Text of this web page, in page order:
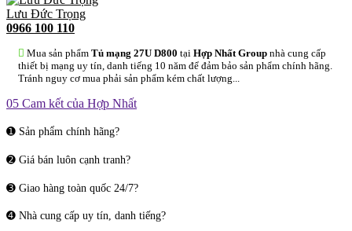
Lưu Đức Trọng
0966 100 110
Mua sản phẩm Tủ mạng 27U D800 tại Hợp Nhất Group nhà cung cấp
thiết bị mạng uy tín, danh tiếng 10 năm để đảm bảo sản phẩm chính hãng.
Tránh nguy cơ mua phải sản phẩm kém chất lượng...
05 Cam kết của Hợp Nhất
➊ Sản phẩm chính hãng?
➋ Giá bán luôn cạnh tranh?
➌ Giao hàng toàn quốc 24/7?
➍ Nhà cung cấp uy tín, danh tiếng?